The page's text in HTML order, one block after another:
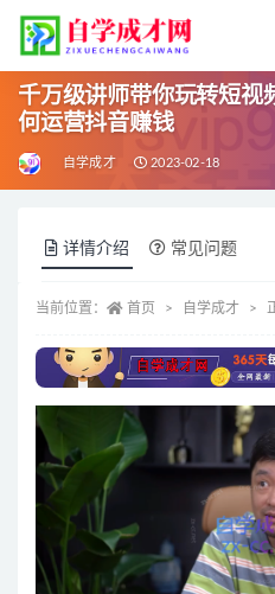
千万级讲师带你玩转短视
何运营抖音赚钱
自学成才 2023-02-18
详情介绍 常见问题
当前位置： 首页 自学成才